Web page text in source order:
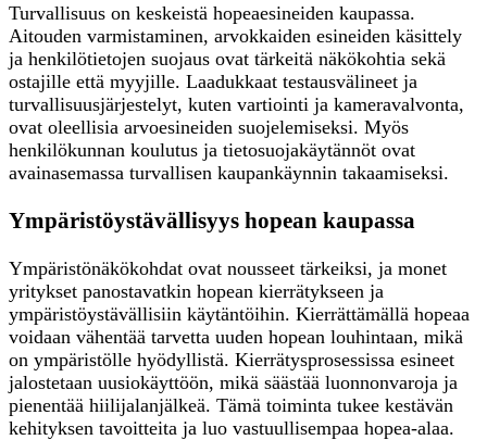
Turvallisuus on keskeistä hopeaesineiden kaupassa.
Aitouden varmistaminen, arvokkaiden esineiden käsittely
ja henkilötietojen suojaus ovat tärkeitä näkökohtia sekä
ostajille että myyjille. Laadukkaat testausvälineet ja
turvallisuusjärjestelyt, kuten vartiointi ja kameravalvonta,
ovat oleellisia arvoesineiden suojelemiseksi. Myös
henkilökunnan koulutus ja tietosuojakäytännöt ovat
avainasemassa turvallisen kaupankäynnin takaamiseksi.
Ympäristöystävällisyys hopean kaupassa
Ympäristönäkökohdat ovat nousseet tärkeiksi, ja monet
yritykset panostavatkin hopean kierrätykseen ja
ympäristöystävällisiin käytäntöihin. Kierrättämällä hopeaa
voidaan vähentää tarvetta uuden hopean louhintaan, mikä
on ympäristölle hyödyllistä. Kierrätysprosessissa esineet
jalostetaan uusiokäyttöön, mikä säästää luonnonvaroja ja
pienentää hiilijalanjälkeä. Tämä toiminta tukee kestävän
kehityksen tavoitteita ja luo vastuullisempaa hopea-alaa.